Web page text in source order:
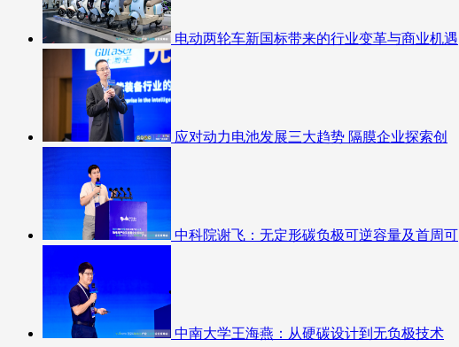
电动两轮车新国标带来的行业变革与商业机遇
应对动力电池发展三大趋势 隔膜企业探索创
中科院谢飞：无定形碳负极可逆容量及首周可
中南大学王海燕：从硬碳设计到无负极技术